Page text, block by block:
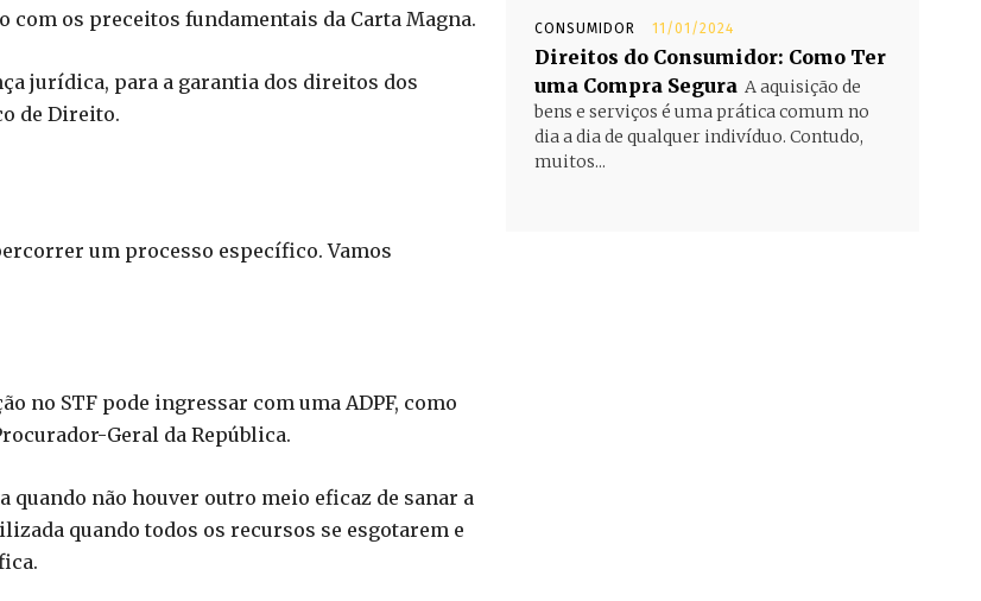
com os preceitos fundamentais da Carta Magna.
jurídica, para a garantia dos direitos dos
de Direito.
um processo específico. Vamos
no STF pode ingressar com uma ADPF, como
Geral da República.
quando não houver outro meio eficaz de sanar a
quando todos os recursos se esgotarem e
CONSUMIDOR 11/01/2024
Direitos do Consumidor: Como Ter
uma Compra Segura A aquisição de
bens e serviços é uma prática comum no
dia a dia de qualquer indivíduo. Contudo,
muitos...